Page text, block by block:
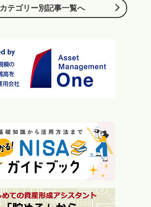
カテゴリー別記事一覧へ